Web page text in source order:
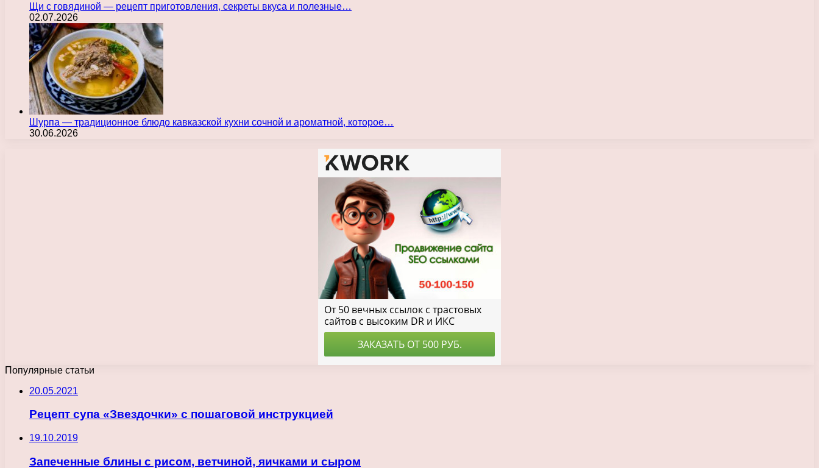
Щи с говядиной — рецепт приготовления, секреты вкуса и полезные…
02.07.2026
Шурпа — традиционное блюдо кавказской кухни сочной и ароматной, которое…
30.06.2026
Популярные статьи
20.05.2021
Рецепт супа «Звездочки» с пошаговой инструкцией
19.10.2019
Запеченные блины с рисом, ветчиной, яичками и сыром